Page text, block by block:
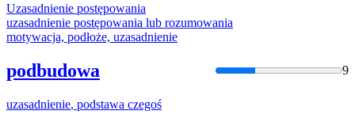
Uzasadnienie postępowania
uzasadnienie postępowania lub rozumowania
motywacja, podłoże, uzasadnienie
podbudowa 9
uzasadnienie, podstawa czegoś